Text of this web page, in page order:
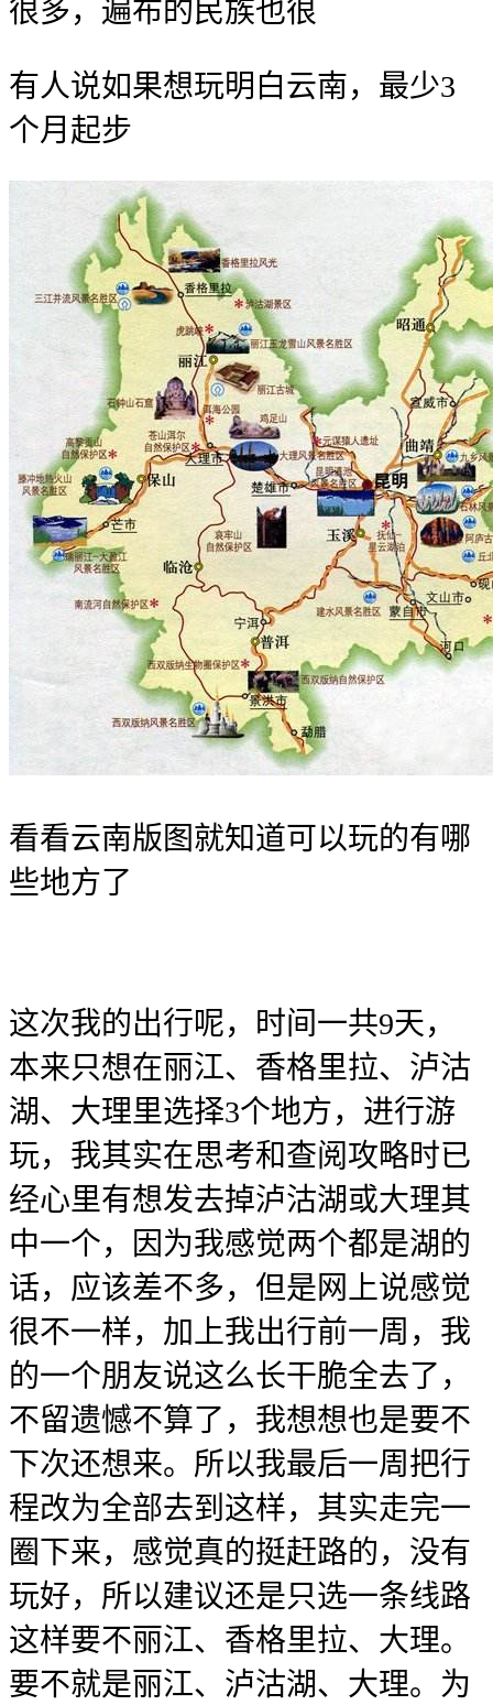
很多，遍布的民族也很
有人说如果想玩明白云南，最少3
个月起步
看看云南版图就知道可以玩的有哪
些地方了
这次我的出行呢，时间一共9天，
本来只想在丽江、香格里拉、泸沽
湖、大理里选择3个地方，进行游
玩，我其实在思考和查阅攻略时已
经心里有想发去掉泸沽湖或大理其
中一个，因为我感觉两个都是湖的
话，应该差不多，但是网上说感觉
很不一样，加上我出行前一周，我
的一个朋友说这么长干脆全去了，
不留遗憾不算了，我想想也是要不
下次还想来。所以我最后一周把行
程改为全部去到这样，其实走完一
圈下来，感觉真的挺赶路的，没有
玩好，所以建议还是只选一条线路
这样要不丽江、香格里拉、大理。
要不就是丽江、泸沽湖、大理。为